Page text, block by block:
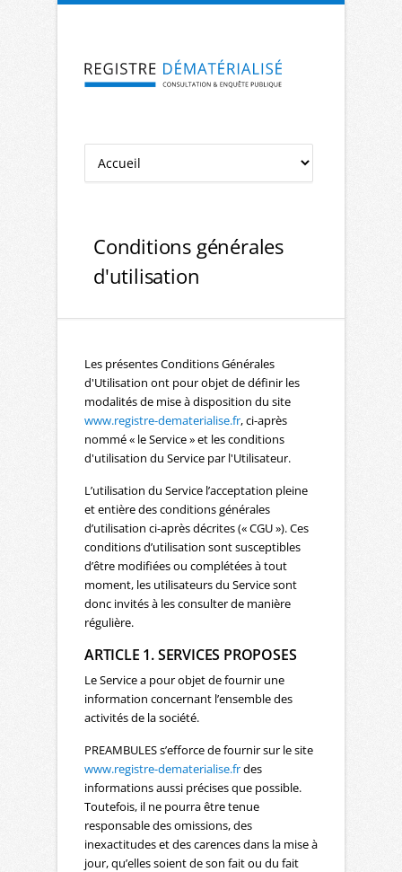
Aller à la navigation Aller au contenu
Conditions générales
d'utilisation
Les présentes Conditions Générales
d'Utilisation ont pour objet de définir les
modalités de mise à disposition du site
www.registre-dematerialise.fr, ci-après
nommé « le Service » et les conditions
d'utilisation du Service par l'Utilisateur.
L’utilisation du Service l’acceptation pleine
et entière des conditions générales
d’utilisation ci-après décrites (« CGU »). Ces
conditions d’utilisation sont susceptibles
d’être modifiées ou complétées à tout
moment, les utilisateurs du Service sont
donc invités à les consulter de manière
régulière.
ARTICLE 1. SERVICES PROPOSES
Le Service a pour objet de fournir une
information concernant l’ensemble des
activités de la société.
PREAMBULES s’efforce de fournir sur le site
www.registre-dematerialise.frdes
informations aussi précises que possible.
Toutefois, il ne pourra être tenue
responsable des omissions, des
inexactitudes et des carences dans la mise à
jour, qu’elles soient de son fait ou du fait